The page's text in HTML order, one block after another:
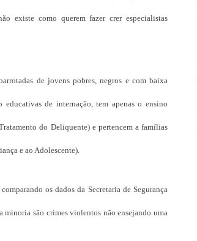
existe como querem fazer crer especialistas
de jovens pobres, negros e com baixa
de internação, tem apenas o ensino
do Deliquente) e pertencem a famílias
e ao Adolescente).
os dados da Secretaria de Segurança
minoria são crimes violentos não ensejando uma